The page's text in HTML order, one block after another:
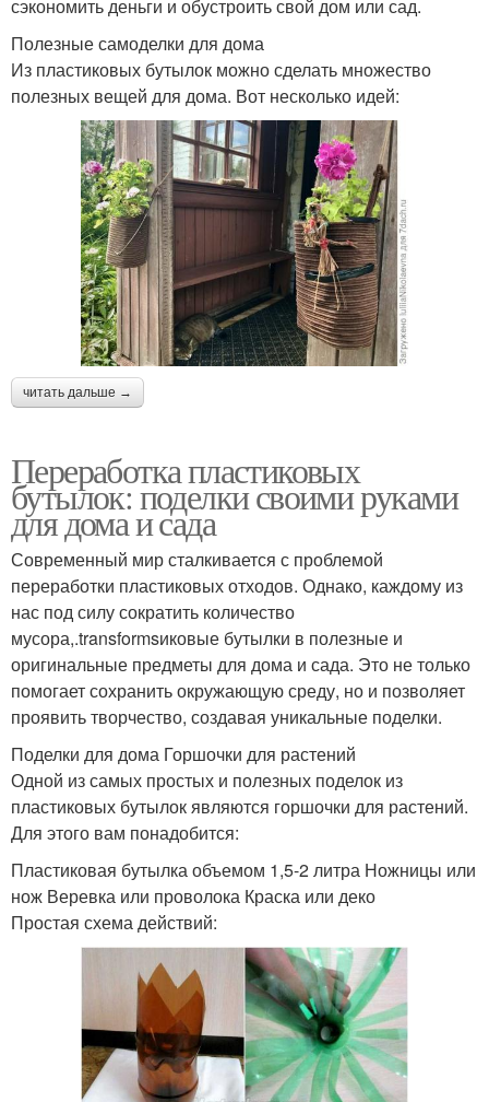
сэкономить деньги и обустроить свой дом или сад.
Полезные самоделки для дома
Из пластиковых бутылок можно сделать множество
полезных вещей для дома. Вот несколько идей:
читать дальше →
Переработка пластиковых
бутылок: поделки своими руками
для дома и сада
Современный мир сталкивается с проблемой
переработки пластиковых отходов. Однако, каждому из
нас под силу сократить количество
мусора,.transformsиковые бутылки в полезные и
оригинальные предметы для дома и сада. Это не только
помогает сохранить окружающую среду, но и позволяет
проявить творчество, создавая уникальные поделки.
Поделки для дома Горшочки для растений
Одной из самых простых и полезных поделок из
пластиковых бутылок являются горшочки для растений.
Для этого вам понадобится:
Пластиковая бутылка объемом 1,5-2 литра Ножницы или
нож Веревка или проволока Краска или деко
Простая схема действий: